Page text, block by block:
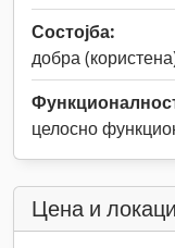
Состојба:
добра
целосно
Цена и